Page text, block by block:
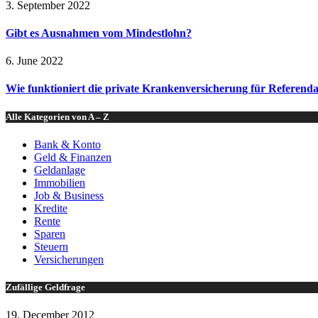
3. September 2022
Gibt es Ausnahmen vom Mindestlohn?
6. June 2022
Wie funktioniert die private Krankenversicherung für
Alle Kategorien von A – Z
Bank & Konto
Geld & Finanzen
Geldanlage
Immobilien
Job & Business
Kredite
Rente
Sparen
Steuern
Versicherungen
Zufällige Geldfrage
19. December 2012